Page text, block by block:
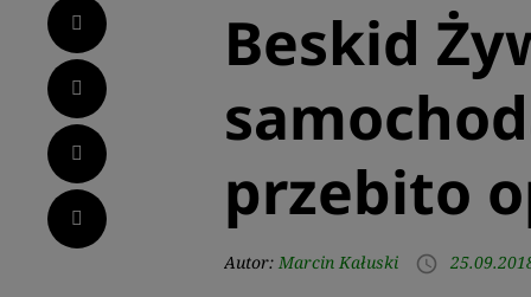
Facebook
Twitter
LinkedIn
Pinterest
Beskid
przebito
Autor: Marcin Kałuski access_time